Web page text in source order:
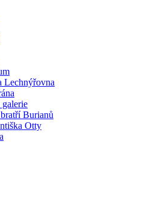
Lechnýřovna
galerie
Burianů
Otty